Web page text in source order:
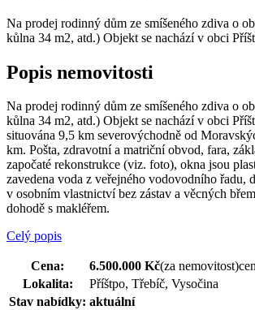
Na prodej rodinný dům ze smíšeného zdiva o
kůlna 34 m2, atd.) Objekt se nachází v obci
Popis nemovitosti
Na prodej rodinný dům ze smíšeného zdiva o
kůlna 34 m2, atd.) Objekt se nachází v obci
situována 9,5 km severovýchodně od
km. Pošta, zdravotní a matriční obvod, fara,
započaté rekonstrukce (viz. foto), okna jsou
zavedena voda z veřejného vodovodního
v osobním vlastnictví bez zástav a věcných
dohodě s makléřem.
Celý popis
Cena: 6.500.000 Kč(za nemovitost)
Lokalita:
Příštpo, Třebíč, Vysočina
Stav nabídky: aktuální